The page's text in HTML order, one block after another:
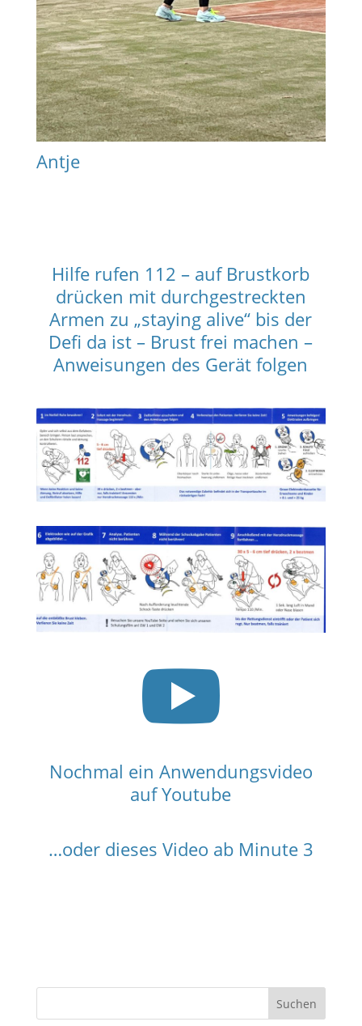
Antje
Hilfe rufen 112 – auf Brustkorb
drücken mit durchgestreckten
Armen zu „staying alive“ bis der
Defi da ist – Brust frei machen –
Anweisungen des Gerät folgen

Nochmal ein Anwendungsvideo
auf Youtube
…oder dieses Video ab Minute 3
u
Suchen